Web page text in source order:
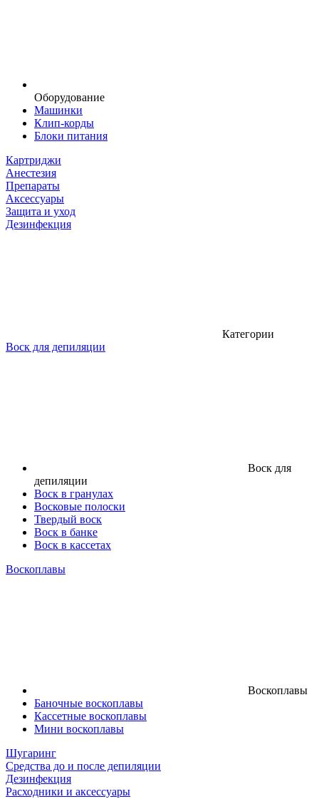
Оборудование
Машинки
Клип-корды
Блоки питания
Картриджи
Анестезия
Препараты
Аксессуары
Защита и уход
Дезинфекция
Категории
Воск для депиляции
Воск для
депиляции
Воск в гранулах
Восковые полоски
Твердый воск
Воск в банке
Воск в кассетах
Воскоплавы
Воскоплавы
Баночные воскоплавы
Кассетные воскоплавы
Мини воскоплавы
Шугаринг
Средства до и после депиляции
Дезинфекция
Расходники и аксессуары